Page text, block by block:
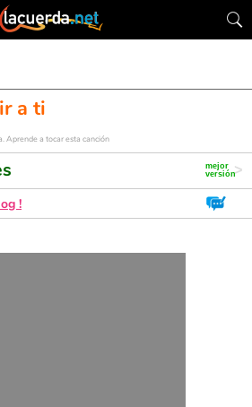
a ti
Aprende a tocar esta canción
!